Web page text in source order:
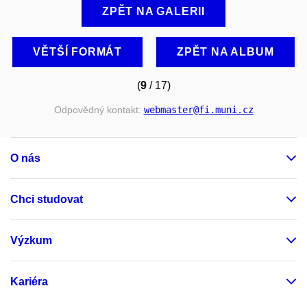
ZPĚT NA GALERII
VĚTŠÍ FORMÁT ZPĚT NA ALBUM
(9/ 17)
Odpovědný kontakt: webmaster@fi.muni.cz
O nás
Chci studovat
Výzkum
Kariéra